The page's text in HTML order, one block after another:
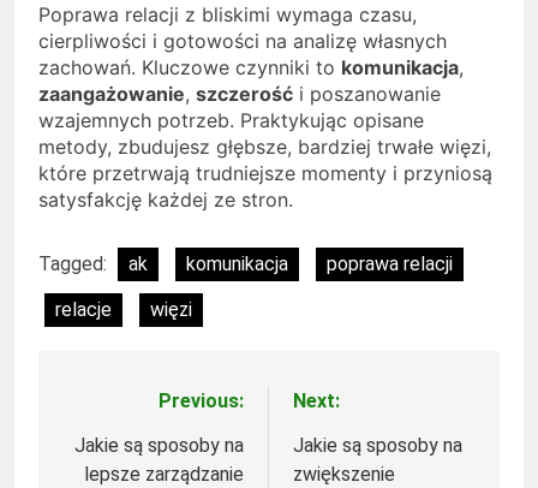
Poprawa relacji z bliskimi wymaga czasu,
cierpliwości i gotowości na analizę własnych
zachowań. Kluczowe czynniki to komunikacja,
zaangażowanie, szczerość i poszanowanie
wzajemnych potrzeb. Praktykując opisane
metody, zbudujesz głębsze, bardziej trwałe więzi,
które przetrwają trudniejsze momenty i przyniosą
satysfakcję każdej ze stron.
Tagged: ak komunikacja
poprawa relacji
relacje
więzi
Nawigacja
wpisu
Previous:
Jakie są sposoby na
lepsze zarządzanie
Next:
Jakie są sposoby na
zwiększenie